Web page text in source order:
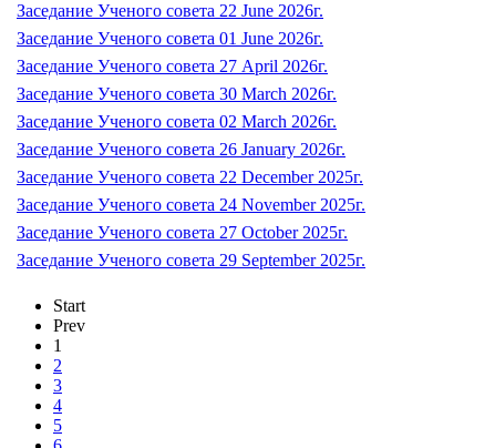
Заседание Ученого совета 22 June 2026г.
Заседание Ученого совета 01 June 2026г.
Заседание Ученого совета 27 April 2026г.
Заседание Ученого совета 30 March 2026г.
Заседание Ученого совета 02 March 2026г.
Заседание Ученого совета 26 January 2026г.
Заседание Ученого совета 22 December 2025г.
Заседание Ученого совета 24 November 2025г.
Заседание Ученого совета 27 October 2025г.
Заседание Ученого совета 29 September 2025г.
Start
Prev
1
2
3
4
5